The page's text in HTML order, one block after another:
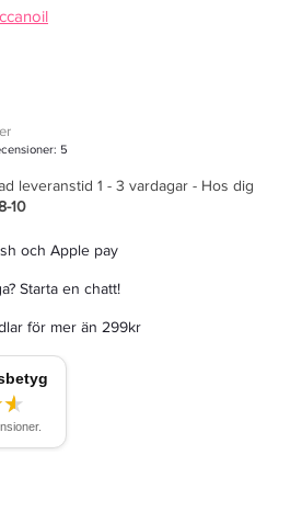
5
leveranstid 1 - 3 vardagar - Hos dig
10
och Apple pay
Starta en chatt!
för mer än 299kr